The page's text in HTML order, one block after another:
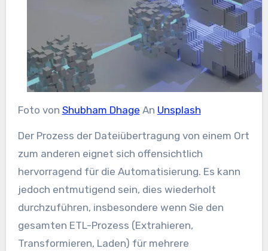
Foto von Shubham Dhage An Unsplash
Der Prozess der Dateiübertragung von einem Ort
zum anderen eignet sich offensichtlich
hervorragend für die Automatisierung. Es kann
jedoch entmutigend sein, dies wiederholt
durchzuführen, insbesondere wenn Sie den
gesamten ETL-Prozess (Extrahieren,
Transformieren, Laden) für mehrere